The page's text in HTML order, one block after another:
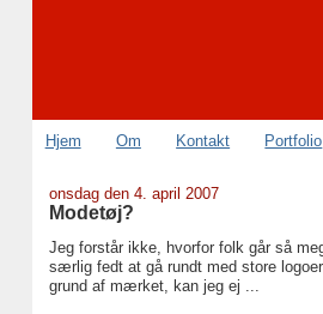
Hjem Om Kontakt Portfolio
onsdag den 4. april 2007
Modetøj?
Jeg forstår ikke, hvorfor folk går så
særlig fedt at gå rundt med store
grund af mærket, kan jeg ej ...